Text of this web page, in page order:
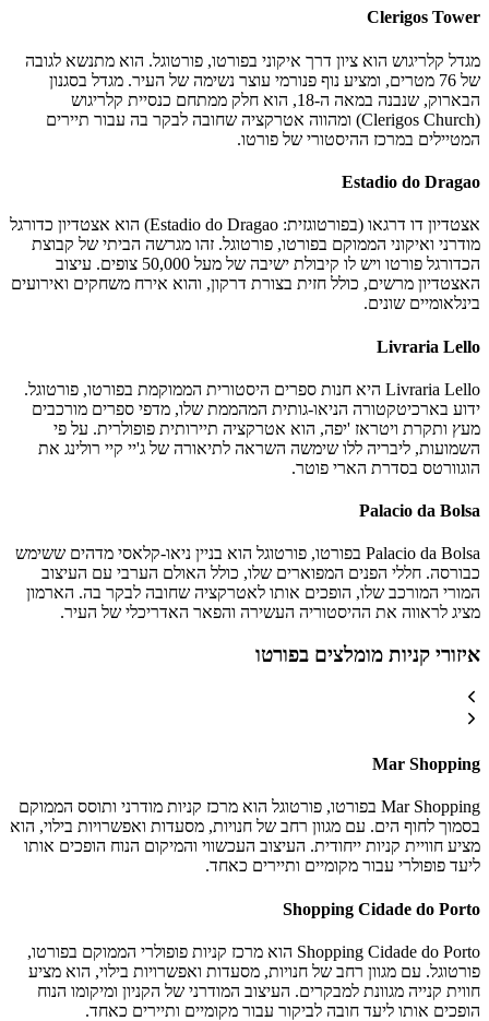
Clerigos Tower
מגדל קלריגוש הוא ציון דרך איקוני בפורטו, פורטוגל. הוא מתנשא לגובה
של 76 מטרים, ומציע נוף פנורמי עוצר נשימה של העיר. מגדל בסגנון
הבארוק, שנבנה במאה ה-18, הוא חלק ממתחם כנסיית קלריגוש
(Clerigos Church) ומהווה אטרקציה שחובה לבקר בה עבור תיירים
המטיילים במרכז ההיסטורי של פורטו.
Estadio do Dragao
אצטדיון דו דרגאו (בפורטוגזית: Estadio do Dragao) הוא אצטדיון כדורגל
מודרני ואיקוני הממוקם בפורטו, פורטוגל. זהו מגרשה הביתי של קבוצת
הכדורגל פורטו ויש לו קיבולת ישיבה של מעל 50,000 צופים. עיצוב
האצטדיון מרשים, כולל חזית בצורת דרקון, והוא אירח משחקים ואירועים
בינלאומיים שונים.
Livraria Lello
Livraria Lello היא חנות ספרים היסטורית הממוקמת בפורטו, פורטוגל.
ידוע בארכיטקטורה הניאו-גותית המהממת שלו, מדפי ספרים מורכבים
מעץ ותקרת ויטראז 'יפה, הוא אטרקציה תיירותית פופולרית. על פי
השמועות, ליבריה ללו שימשה השראה לתיאורה של ג'יי קיי רולינג את
הוגוורטס בסדרת הארי פוטר.
Palacio da Bolsa
Palacio da Bolsa בפורטו, פורטוגל הוא בניין ניאו-קלאסי מדהים ששימש
כבורסה. חללי הפנים המפוארים שלו, כולל האולם הערבי עם העיצוב
המורי המורכב שלו, הופכים אותו לאטרקציה שחובה לבקר בה. הארמון
מציג לראווה את ההיסטוריה העשירה והפאר האדריכלי של העיר.
איזורי קניות מומלצים בפורטו
Mar Shopping
Mar Shopping בפורטו, פורטוגל הוא מרכז קניות מודרני ותוסס הממוקם
בסמוך לחוף הים. עם מגוון רחב של חנויות, מסעדות ואפשרויות בילוי, הוא
מציע חוויית קניות ייחודית. העיצוב העכשווי והמיקום הנוח הופכים אותו
ליעד פופולרי עבור מקומיים ותיירים כאחד.
Shopping Cidade do Porto
Shopping Cidade do Porto הוא מרכז קניות פופולרי הממוקם בפורטו,
פורטוגל. עם מגוון רחב של חנויות, מסעדות ואפשרויות בילוי, הוא מציע
חווית קנייה מגוונת למבקרים. העיצוב המודרני של הקניון ומיקומו הנוח
הופכים אותו ליעד חובה לביקור עבור מקומיים ותיירים כאחד.